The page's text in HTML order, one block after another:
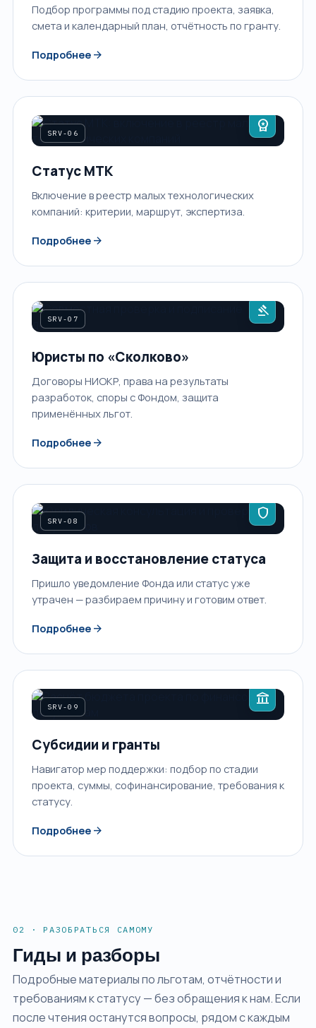
Подбор программы под стадию проекта, заявка,
смета и календарный план, отчётность по гранту.
Подробнее arrow_forward
SRV-06 workspace_premium
Статус МТК
Включение в реестр малых технологических
компаний: критерии, маршрут, экспертиза.
Подробнее arrow_forward
SRV-07 gavel
Юристы по «Сколково»
Договоры НИОКР, права на результаты
разработок, споры с Фондом, защита
применённых льгот.
Подробнее arrow_forward
SRV-08 shield
Защита и восстановление статуса
Пришло уведомление Фонда или статус уже
утрачен — разбираем причину и готовим ответ.
Подробнее arrow_forward
SRV-09 account_balance
Субсидии и гранты
Навигатор мер поддержки: подбор по стадии
проекта, суммы, софинансирование, требования к
статусу.
Подробнее arrow_forward
02 · РАЗОБРАТЬСЯ САМОМУ
Гиды и разборы
Подробные материалы по льготам, отчётности и
требованиям к статусу — без обращения к нам. Если
после чтения останутся вопросы, рядом с каждым